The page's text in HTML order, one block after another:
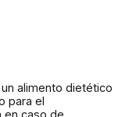
alimento dietético
para el
en caso de